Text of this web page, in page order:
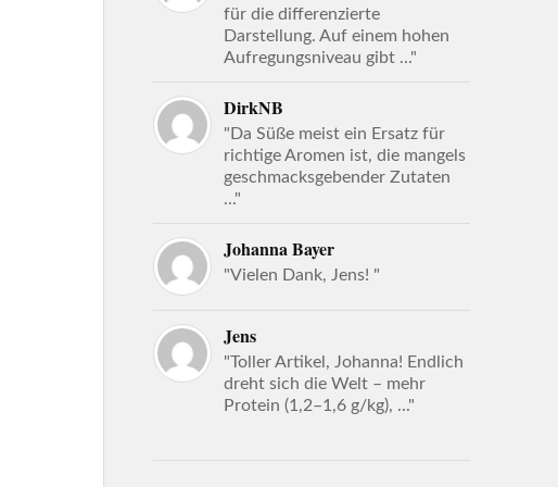
für die differenzierte
Darstellung. Auf einem hohen
Aufregungsniveau gibt ..."
DirkNB
"Da Süße meist ein Ersatz für
richtige Aromen ist, die mangels
geschmacksgebender Zutaten
..."
Johanna Bayer
"Vielen Dank, Jens! "
Jens
"Toller Artikel, Johanna! Endlich
dreht sich die Welt – mehr
Protein (1,2–1,6 g/kg), ..."